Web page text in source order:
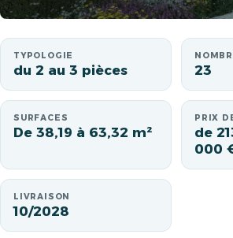
TYPOLOGIE
du 2 au 3 pièces 23
SURFACES
De 38,19 à 63,32 m²
PRIX
de
000
LIVRAISON
10/2028